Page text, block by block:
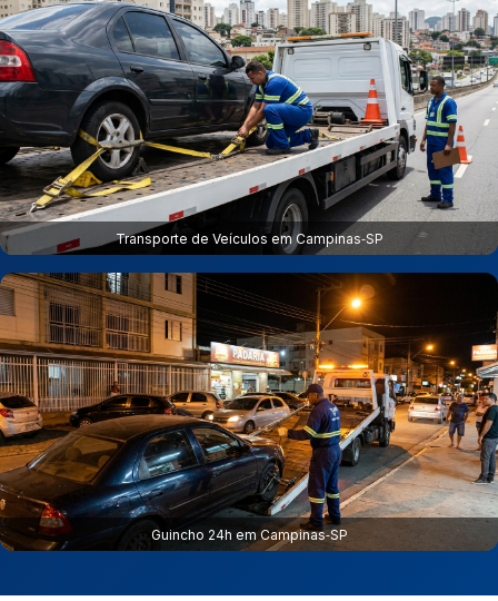
Transporte de Veículos em Campinas‑SP
Guincho 24h em Campinas‑SP